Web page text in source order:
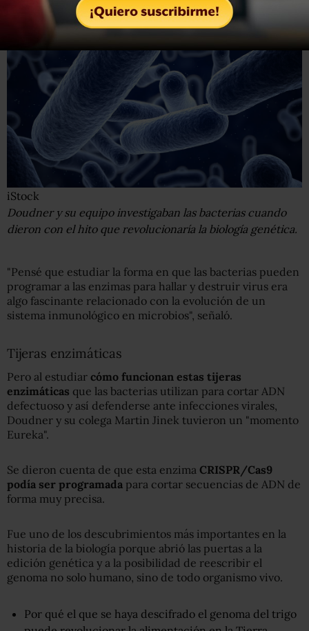
iStock
Doudner y su equipo investigaban las bacterias cuando
dieron con el hito que revolucionaría la biología genética.
"Pensé que estudiar la forma en que las bacterias pueden
programar a las enzimas para hallar y destruir virus era
algo fascinante relacionado con la evolución de un
sistema inmunológico en microbios", señaló.
Tijeras enzimáticas
Pero al estudiar cómo funcionan estas tijeras
enzimáticas que las bacterias utilizan para cortar ADN
defectuoso y así defenderse ante infecciones virales,
Doudner y su colega Martin Jinek tuvieron un "momento
Eureka".
Se dieron cuenta de que esta enzima CRISPR/Cas9
podía ser programada para cortar secuencias de ADN de
forma muy precisa.
Fue uno de los descubrimientos más importantes en la
historia de la biología porque abrió las puertas a la
edición genética y a la posibilidad de reescribir el
genoma no solo humano, sino de todo organismo vivo.
Por qué el que se haya descifrado el genoma del trigo